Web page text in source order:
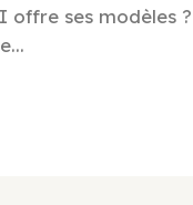
offre ses modèles ?